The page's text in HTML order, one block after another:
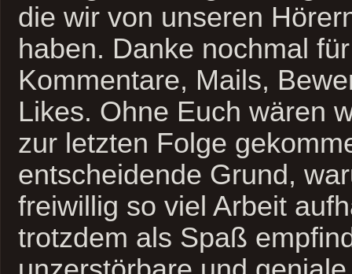
die wir von unseren
haben. Danke nochmal
Kommentare, Mails,
Likes. Ohne Euch wären
zur letzten Folge
entscheidende Grund,
freiwillig so viel Arbeit
trotzdem als Spaß